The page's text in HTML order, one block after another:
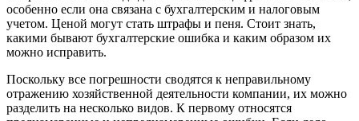
особенно если она связана с бухгалтерским и налоговым
учетом. Ценой могут стать штрафы и пеня. Стоит знать,
какими бывают бухгалтерские ошибка и каким образом их
можно исправить.
Поскольку все погрешности сводятся к неправильному
отражению хозяйственной деятельности компании, их можно
разделить на несколько видов. К первому относятся